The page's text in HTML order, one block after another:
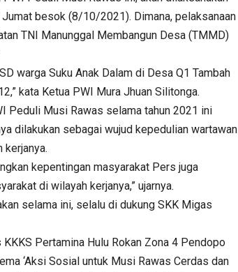
besok (8/10/2021). Dimana, pelaksanaan
TNI Manunggal Membangun Desa (TMMD)
warga Suku Anak Dalam di Desa Q1 Tambah
kata Ketua PWI Mura Jhuan Silitonga.
Peduli Musi Rawas selama tahun 2021 ini
dilakukan sebagai wujud kepedulian wartawan
kerjanya.
kepentingan masyarakat Pers juga
di wilayah kerjanya,” ujarnya.
selama ini, selalu di dukung SKK Migas
Pertamina Hulu Rokan Zona 4 Pendopo
‘Aksi Sosial untuk Musi Rawas Cerdas dan
Beras SPHP,…
Admin Aug 2, 2026 0 0